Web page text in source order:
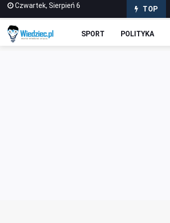
Czwartek, Sierpień 6 TOP
SPORT POLITYKA